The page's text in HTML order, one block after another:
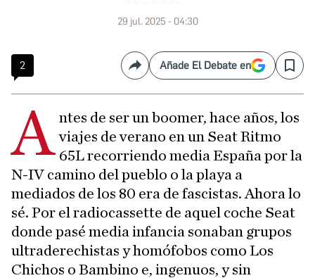
29 jul. 2025 - 04:30
2 CompartirAñade El Debate en Save
A ntes de ser un boomer, hace años, los
viajes de verano en un Seat Ritmo
65L recorriendo media España por la
N-IV camino del pueblo o la playa a
mediados de los 80 era de fascistas. Ahora lo
sé. Por el radiocassette de aquel coche Seat
donde pasé media infancia sonaban grupos
ultraderechistas y homófobos como Los
Chichos o Bambino e, ingenuos, y sin